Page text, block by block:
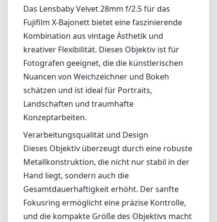
PREIS PRÜFEN BEI AMAZON
Das Lensbaby Velvet 28mm f/2.5 für das
Fujifilm X-Bajonett bietet eine faszinierende
Kombination aus vintage Ästhetik und
kreativer Flexibilität. Dieses Objektiv ist für
Fotografen geeignet, die die künstlerischen
Nuancen von Weichzeichner und Bokeh
schätzen und ist ideal für Portraits,